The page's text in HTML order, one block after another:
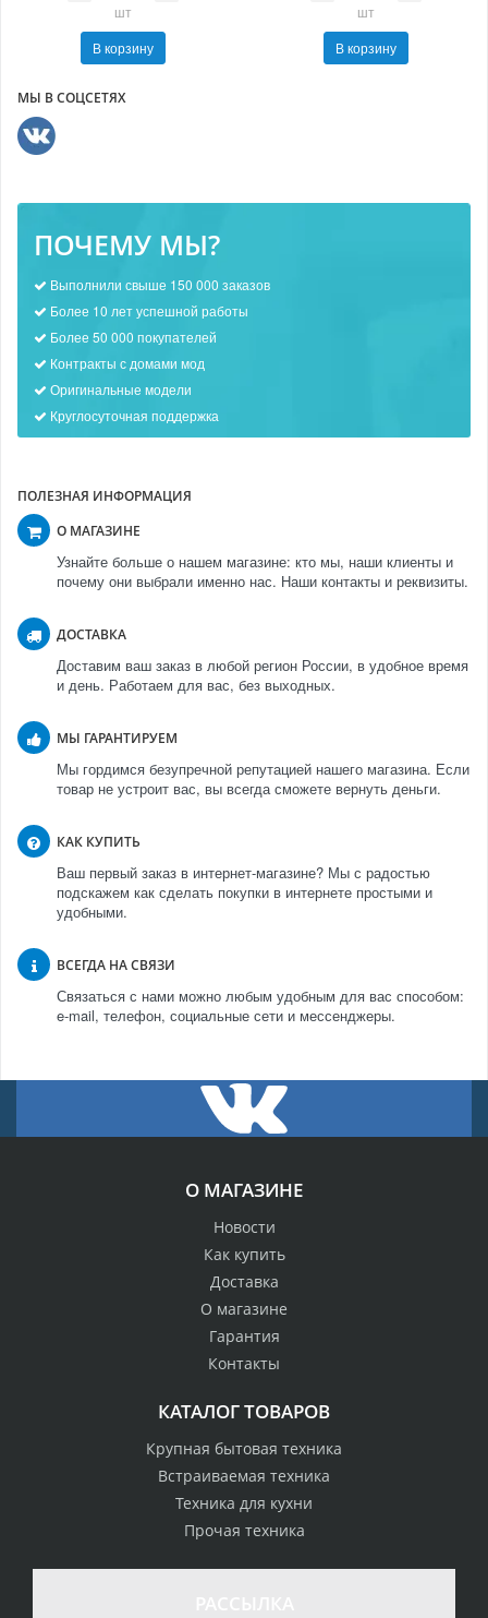
шт
В корзину
шт
В корзину
МЫ В СОЦСЕТЯХ
ПОЧЕМУ МЫ?
Выполнили свыше 150 000 заказов
Более 10 лет успешной работы
Более 50 000 покупателей
Контракты с домами мод
Оригинальные модели
Круглосуточная поддержка
ПОЛЕЗНАЯ ИНФОРМАЦИЯ
О МАГАЗИНЕ
Узнайте больше о нашем магазине: кто мы, наши клиенты и
почему они выбрали именно нас. Наши контакты и реквизиты.
ДОСТАВКА
Доставим ваш заказ в любой регион России, в удобное время
и день. Работаем для вас, без выходных.
МЫ ГАРАНТИРУЕМ
Мы гордимся безупречной репутацией нашего магазина. Если
товар не устроит вас, вы всегда сможете вернуть деньги.
КАК КУПИТЬ
Ваш первый заказ в интернет-магазине? Мы с радостью
подскажем как сделать покупки в интернете простыми и
удобными.
ВСЕГДА НА СВЯЗИ
Связаться с нами можно любым удобным для вас способом:
e-mail, телефон, социальные сети и мессенджеры.
О МАГАЗИНЕ
Новости
Как купить
Доставка
О магазине
Гарантия
Контакты
КАТАЛОГ ТОВАРОВ
Крупная бытовая техника
Встраиваемая техника
Техника для кухни
Прочая техника